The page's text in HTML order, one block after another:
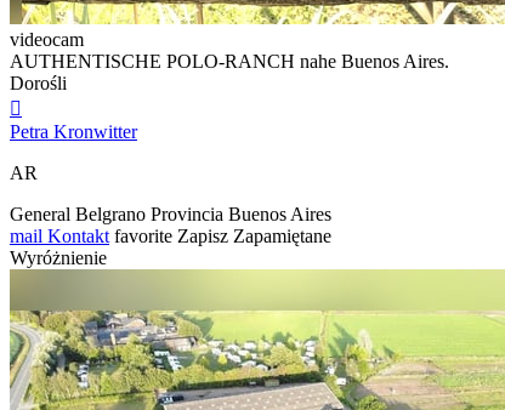
videocam
AUTHENTISCHE POLO-RANCH nahe Buenos Aires.
Dorośli

Petra Kronwitter
AR
General Belgrano Provincia Buenos Aires
mail Kontakt favorite Zapisz Zapamiętane
Wyróżnienie